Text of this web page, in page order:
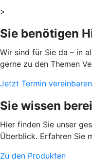
>
Sie benötigen
Wir sind für Sie da – in
gerne zu den Themen
Jetzt Termin vereinbaren
Sie wissen
Hier finden Sie unser
Überblick. Erfahren Sie
Zu den Produkten